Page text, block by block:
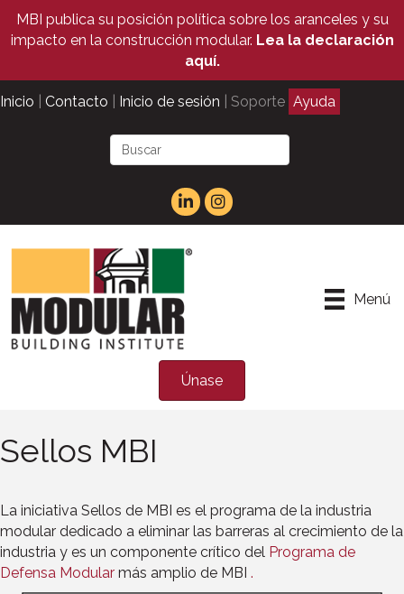
MBI publica su posición política sobre los aranceles y su
impacto en la construcción modular. Lea la declaración
aquí.
Inicio Contacto Inicio de sesión | Soporte Ayuda
Menú
Únase
Sellos MBI
La iniciativa Sellos de MBI es el programa de la industria
modular dedicado a eliminar las barreras al crecimiento de la
industria y es un componente crítico del Programa de
Defensa Modular más amplio de MBI .